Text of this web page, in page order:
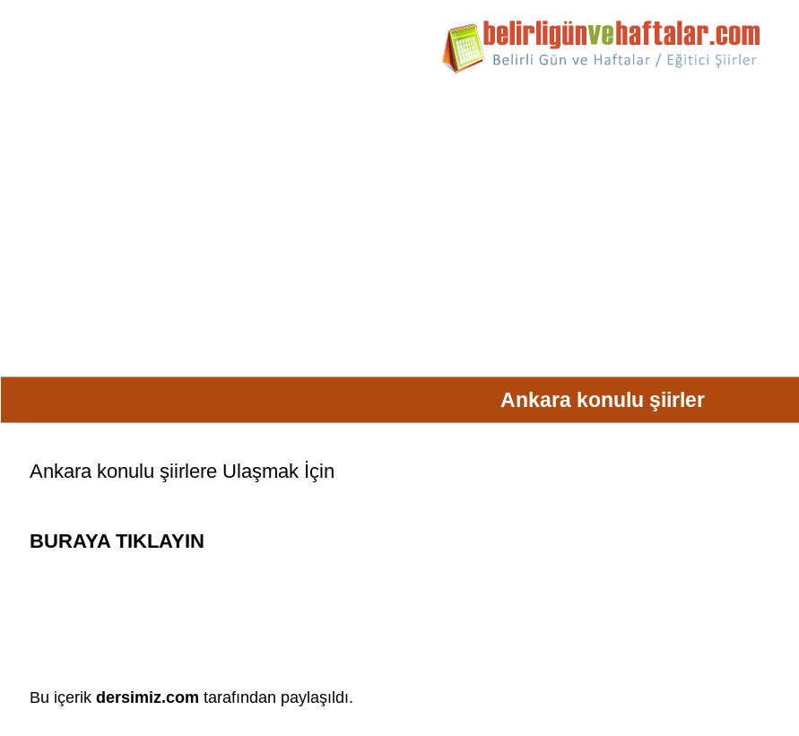
Ankara konulu şiirler
Ankara konulu şiirlere Ulaşmak İçin
BURAYA TIKLAYIN
Bu içerik dersimiz.com tarafından paylaşıldı.